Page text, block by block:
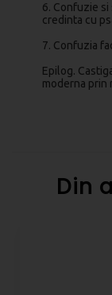
6. Confuzie si
credinta cu
7. Confuzia
Epilog.
moderna prin
Din